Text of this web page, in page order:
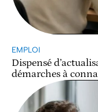
EMPLOI
Dispensé
démarches à